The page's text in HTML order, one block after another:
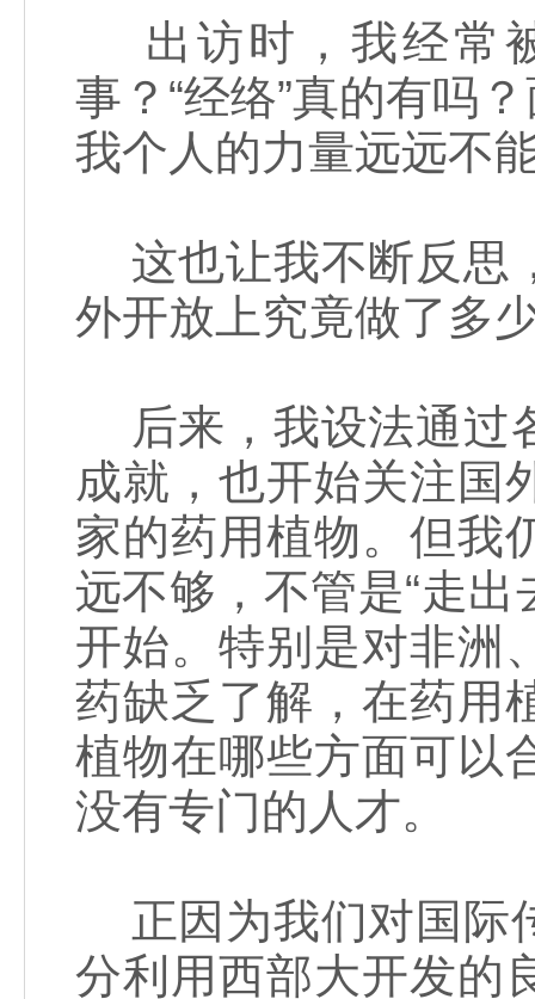
出访时，我经常
事？“经络”真的有吗
我个人的力量远远不
这也让我不断反思
外开放上究竟做了多
后来，我设法通过
成就，也开始关注国
家的药用植物。但我
远不够，不管是“走出
开始。特别是对非洲
药缺乏了解，在药用
植物在哪些方面可以
没有专门的人才。
正因为我们对国际
分利用西部大开发的